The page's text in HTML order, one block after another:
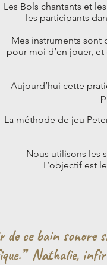
Les Bols chantants et
les participants
Mes instruments sont
pour moi d’en jouer,
Aujourd’hui cette
La méthode de jeu
Nous utilisons les
L’objectif est
de ce bain
Nathalie,